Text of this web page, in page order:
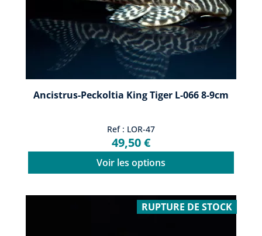
Ancistrus-Peckoltia King Tiger L-066 8-9cm
Ref : LOR-47
49,50 €
Voir les options
RUPTURE DE STOCK